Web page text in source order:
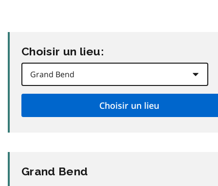
Choisir un lieu:
Grand Bend